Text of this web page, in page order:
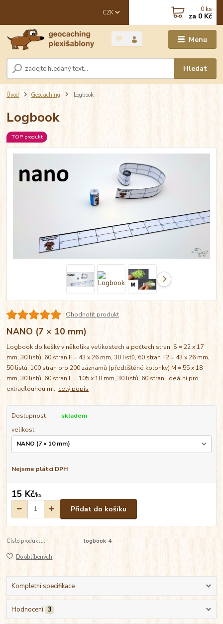
Menu
CZK
Hledat
0 ks
za 0 Kč
Úvod Geocaching Logbook
Logbook
TOP produkt
Ohodnotit produkt
NANO (7 × 10 mm)
Logbook do kešky v několika velikostech a počtech stran: S = 22 x 17
mm, 30 listů, 60 stran F = 43 x 26 mm, 30 listů, 60 stran F2 = 43 x 26 mm,
50 listů, 100 stran pro 200 záznamů (předtištěné kolonky) M = 55 x 18
mm, 30 listů, 60 stran L = 105 x 18 mm, 30 listů, 60 stran. Ideální pro
extradlouhou m... celý popis
Dostupnost
skladem
velikost
Nejsme plátci DPH
15 Kč/ks
Přidat do košíku
Číslo produktu: logbook-4
Do oblíbených
Kompletní specifikace
Hodnocení 3